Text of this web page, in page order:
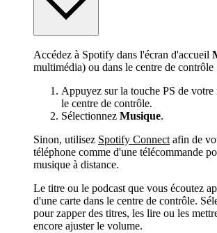
Accédez à Spotify dans l'écran d'accueil
multimédia) ou dans le centre de contrôle
Appuyez sur la touche PS de
le centre de contrôle.
Sélectionnez Musique.
Sinon, utilisez Spotify Connectafin de
téléphone comme d'une télécommande
musique à distance.
Le titre ou le podcast que vous écoutez
d'une carte dans le centre de contrôle.
pour zapper des titres, les lire ou les
encore ajuster le volume.